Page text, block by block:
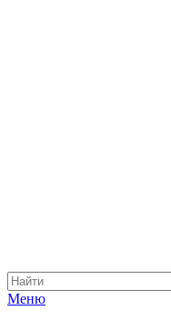
Меню